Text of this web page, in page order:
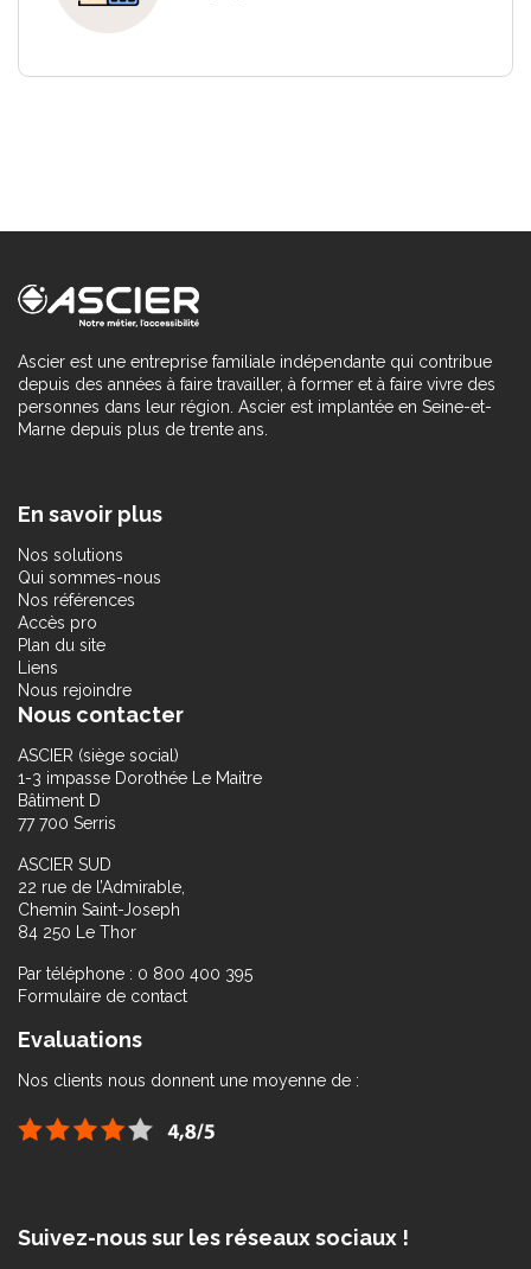
Ascier est une entreprise familiale indépendante qui contribue
depuis des années à faire travailler, à former et à faire vivre des
personnes dans leur région. Ascier est implantée en Seine-et-
Marne depuis plus de trente ans.
En savoir plus
Nos solutions
Qui sommes-nous
Nos références
Accès pro
Plan du site
Liens
Nous rejoindre
Nous contacter
ASCIER (siège social)
1-3 impasse Dorothée Le Maitre
Bâtiment D
77 700 Serris
ASCIER SUD
22 rue de l’Admirable,
Chemin Saint-Joseph
84 250 Le Thor
Par téléphone : 0 800 400 395
Formulaire de contact
Evaluations
Nos clients nous donnent une moyenne de :
Suivez-nous sur les réseaux sociaux !